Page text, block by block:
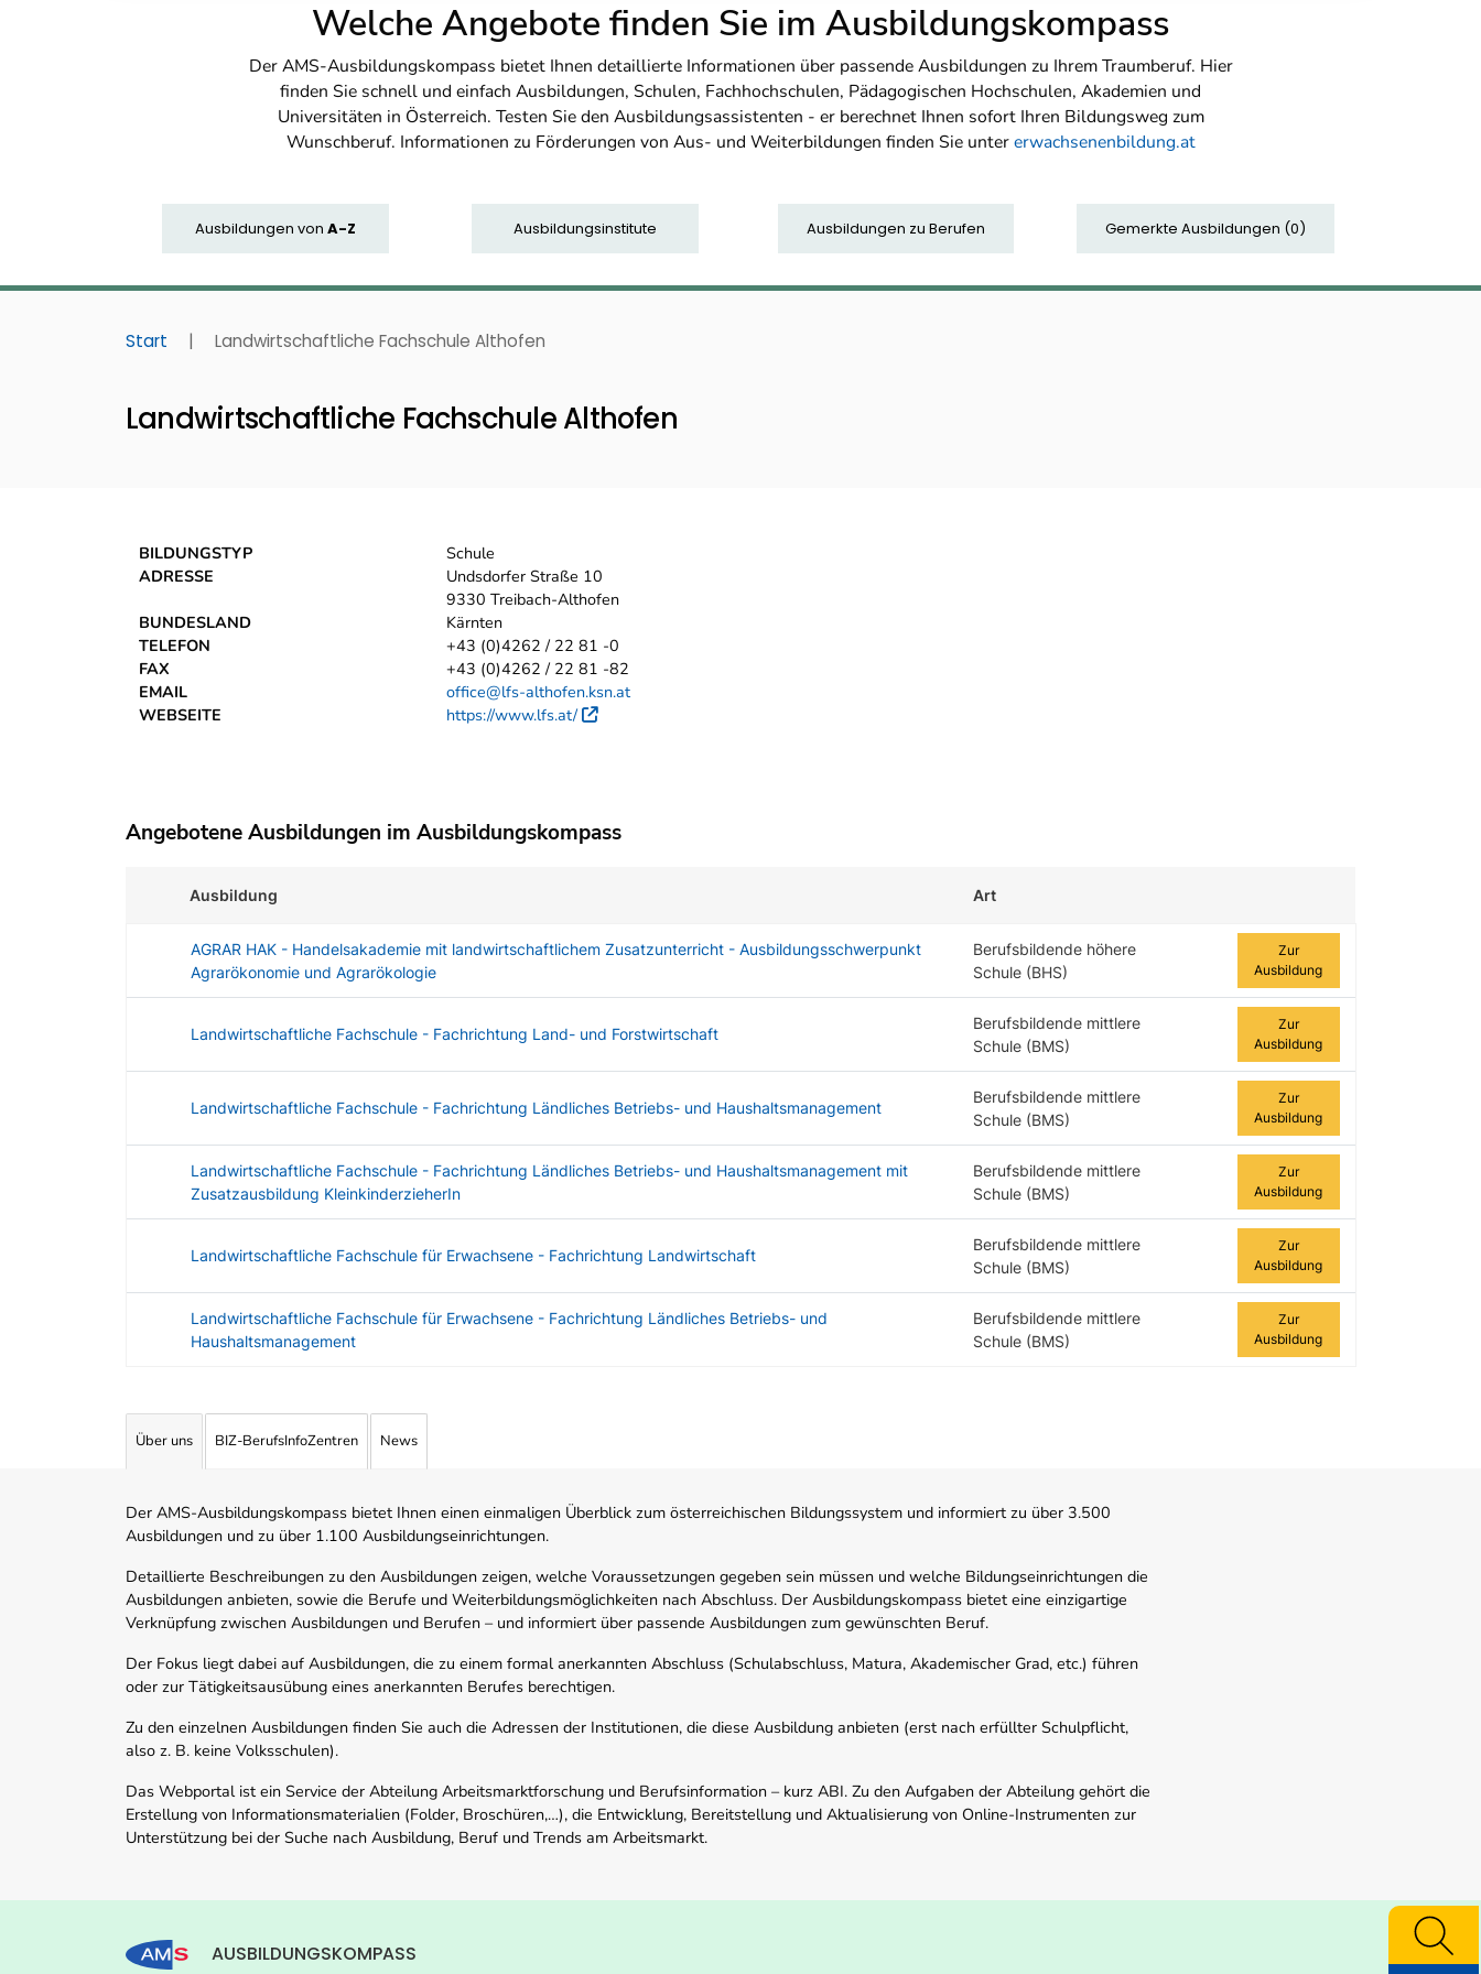
Welche Angebote finden Sie im Ausbildungskompass
Der AMS-Ausbildungskompass bietet Ihnen detaillierte Informationen über passende Ausbildungen zu Ihrem Traumberuf. Hier
finden Sie schnell und einfach Ausbildungen, Schulen, Fachhochschulen, Pädagogischen Hochschulen, Akademien und
Universitäten in Österreich. Testen Sie den Ausbildungsassistenten - er berechnet Ihnen sofort Ihren Bildungsweg zum
Wunschberuf. Informationen zu Förderungen von Aus- und Weiterbildungen finden Sie untererwachsenenbildung.at
Ausbildungen von A-Z Ausbildungsinstitute Ausbildungen zu Berufen Gemerkte Ausbildungen (0)
Start | Landwirtschaftliche Fachschule Althofen
Landwirtschaftliche Fachschule Althofen
BILDUNGSTYP
Schule
ADRESSE
Undsdorfer Straße 10
9330 Treibach-Althofen
BUNDESLAND
Kärnten
TELEFON
+43 (0)4262 / 22 81 -0
FAX
+43 (0)4262 / 22 81 -82
EMAIL
office@lfs-althofen.ksn.at
WEBSEITE
https://www.lfs.at/ Externer Link
Angebotene Ausbildungen im Ausbildungskompass
Ausbildung Art
AGRAR HAK - Handelsakademie mit landwirtschaftlichem Zusatzunterricht - Ausbildungsschwerpunkt
Agrarökonomie und Agrarökologie
Berufsbildende höhere
Schule (BHS)
Zur
Ausbildung
Landwirtschaftliche Fachschule - Fachrichtung Land- und Forstwirtschaft
Berufsbildende mittlere
Schule (BMS)
Zur
Ausbildung
Landwirtschaftliche Fachschule - Fachrichtung Ländliches Betriebs- und Haushaltsmanagement
Berufsbildende mittlere
Schule (BMS)
Zur
Ausbildung
Landwirtschaftliche Fachschule - Fachrichtung Ländliches Betriebs- und Haushaltsmanagement mit
Zusatzausbildung KleinkinderzieherIn
Berufsbildende mittlere
Schule (BMS)
Zur
Ausbildung
Landwirtschaftliche Fachschule für Erwachsene - Fachrichtung Landwirtschaft
Berufsbildende mittlere
Schule (BMS)
Zur
Ausbildung
Landwirtschaftliche Fachschule für Erwachsene - Fachrichtung Ländliches Betriebs- und
Haushaltsmanagement
Berufsbildende mittlere
Schule (BMS)
Zur
Ausbildung
Über uns BIZ-BerufsInfoZentren News
Der AMS-Ausbildungskompass bietet Ihnen einen einmaligen Überblick zum österreichischen Bildungssystem und informiert zu über 3.500
Ausbildungen und zu über 1.100 Ausbildungseinrichtungen.
Detaillierte Beschreibungen zu den Ausbildungen zeigen, welche Voraussetzungen gegeben sein müssen und welche Bildungseinrichtungen die
Ausbildungen anbieten, sowie die Berufe und Weiterbildungsmöglichkeiten nach Abschluss. Der Ausbildungskompass bietet eine einzigartige
Verknüpfung zwischen Ausbildungen und Berufen – und informiert über passende Ausbildungen zum gewünschten Beruf.
Der Fokus liegt dabei auf Ausbildungen, die zu einem formal anerkannten Abschluss (Schulabschluss, Matura, Akademischer Grad, etc.) führen
oder zur Tätigkeitsausübung eines anerkannten Berufes berechtigen.
Zu den einzelnen Ausbildungen finden Sie auch die Adressen der Institutionen, die diese Ausbildung anbieten (erst nach erfüllter Schulpflicht,
also z. B. keine Volksschulen).
Das Webportal ist ein Service der Abteilung Arbeitsmarktforschung und Berufsinformation – kurz ABI. Zu den Aufgaben der Abteilung gehört die
Erstellung von Informationsmaterialien (Folder, Broschüren,…), die Entwicklung, Bereitstellung und Aktualisierung von Online-Instrumenten zur
Unterstützung bei der Suche nach Ausbildung, Beruf und Trends am Arbeitsmarkt.
AUSBILDUNGSKOMPASS